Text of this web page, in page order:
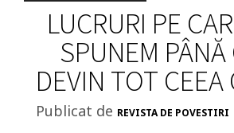
LUCRURI PE
SPUNEM PÂNĂ
DEVIN TOT CEEA
Publicat de REVISTA DE POVESTIRI